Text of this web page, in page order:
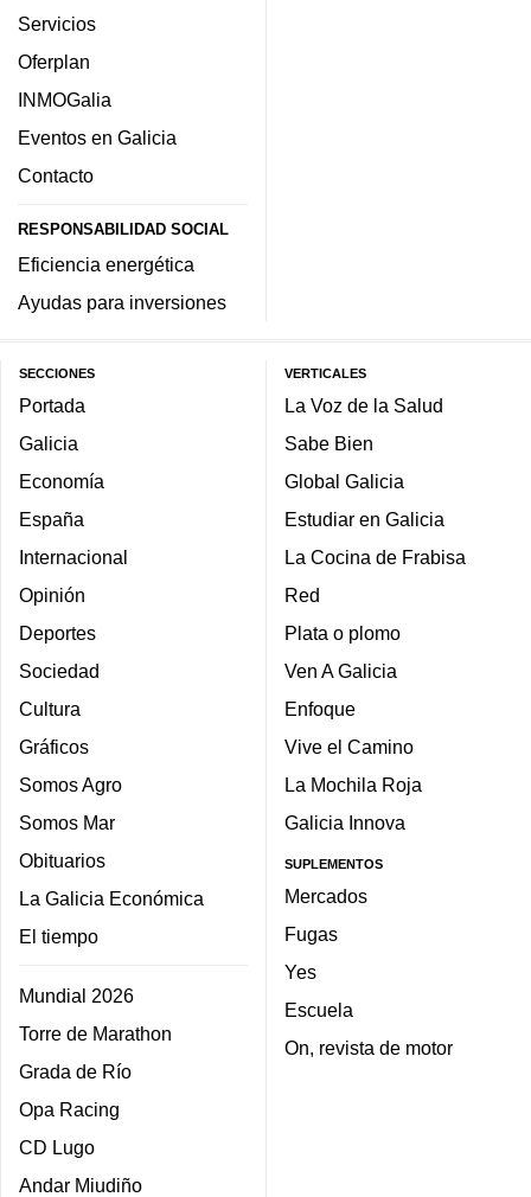
Servicios
Oferplan
INMOGalia
Eventos en Galicia
Contacto
RESPONSABILIDAD SOCIAL
Eficiencia energética
Ayudas para inversiones
SECCIONES
Portada
Galicia
Economía
España
Internacional
Opinión
Deportes
Sociedad
Cultura
Gráficos
Somos Agro
Somos Mar
Obituarios
La Galicia Económica
El tiempo
Mundial 2026
Torre de Marathon
Grada de Río
Opa Racing
CD Lugo
Andar Miudiño
VERTICALES
La Voz de la Salud
Sabe Bien
Global Galicia
Estudiar en Galicia
La Cocina de Frabisa
Red
Plata o plomo
Ven A Galicia
Enfoque
Vive el Camino
La Mochila Roja
Galicia Innova
SUPLEMENTOS
Mercados
Fugas
Yes
Escuela
On, revista de motor